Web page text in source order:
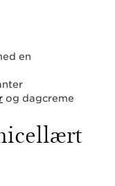
en
og dagcreme